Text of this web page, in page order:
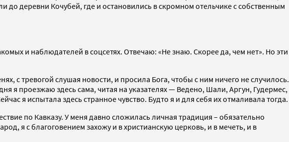
до деревни Кочубей, где и остановились в скромном отельчике с собственным
и наблюдателей в соцсетях. Отвечаю: «Не знаю. Скорее да, чем нет». Но эти
с тревогой слушая новости, и просила Бога, чтобы с ним ничего не случилось.
я проезжаю здесь сама, читая на указателях — Ведено, Шали, Аргун, Гудермес,
я испытала здесь странное чувство. Будто я и для себя их отмаливала тогда.
по Кавказу. У меня давно сложилась личная традиция – обязательно
я с благоговением захожу и в христианскую церковь, и в мечеть, и в